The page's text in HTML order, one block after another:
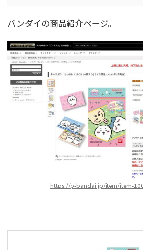
バンダイの商品紹介ページ。
https://p-bandai.jp/item/item-